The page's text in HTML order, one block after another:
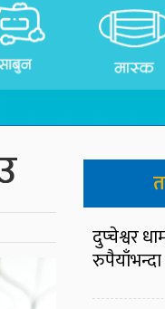
दुप्चेश्वर